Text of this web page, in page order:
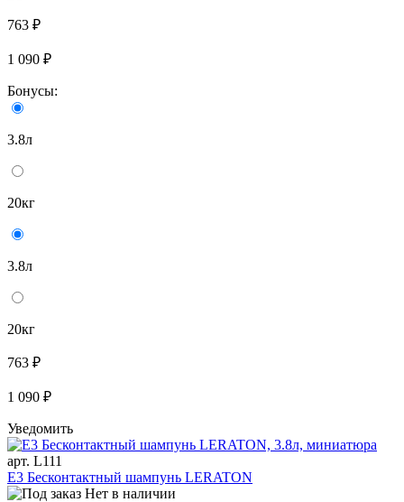
763 ₽
1 090 ₽
Бонусы:
3.8л
20кг
3.8л
20кг
763 ₽
1 090 ₽
Уведомить
арт. L111
E3 Бесконтактный шампунь LERATON
Нет в наличии